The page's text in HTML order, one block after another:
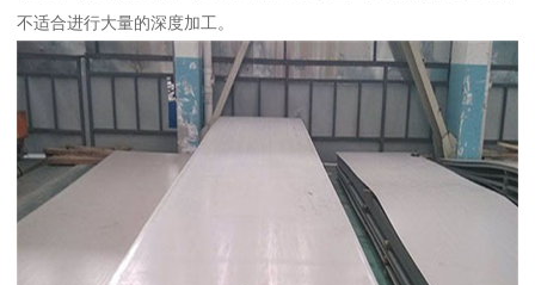
不适合进行大量的深度加工。